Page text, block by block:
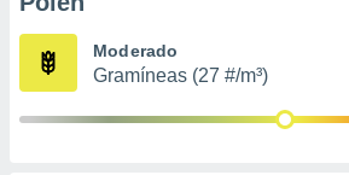
Moderado
Gramíneas (27 #/m³)